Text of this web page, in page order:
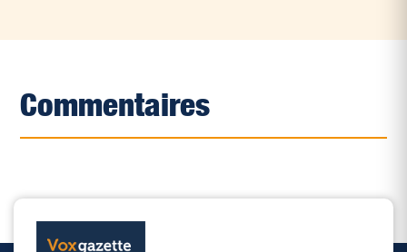
Commentaires